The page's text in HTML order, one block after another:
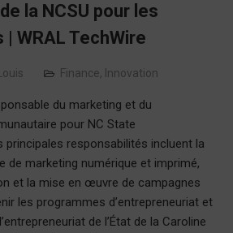
la NCSU pour les
WRAL TechWire
Louis Finance, Innovation
du marketing et du
pour NC State
principales responsabilités incluent la
de marketing numérique et imprimé,
et la mise en œuvre de campagnes
les programmes d’entrepreneuriat et
de l’État de la Caroline